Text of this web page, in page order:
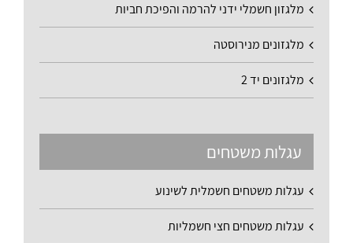
מלגזון חשמלי ידני להרמה והפיכת חביות
מלגזונים מנירוסטה
מלגזונים יד 2
עגלות משטחים
עגלות משטחים חשמלית לשינוע
עגלות משטחים חצי חשמליות